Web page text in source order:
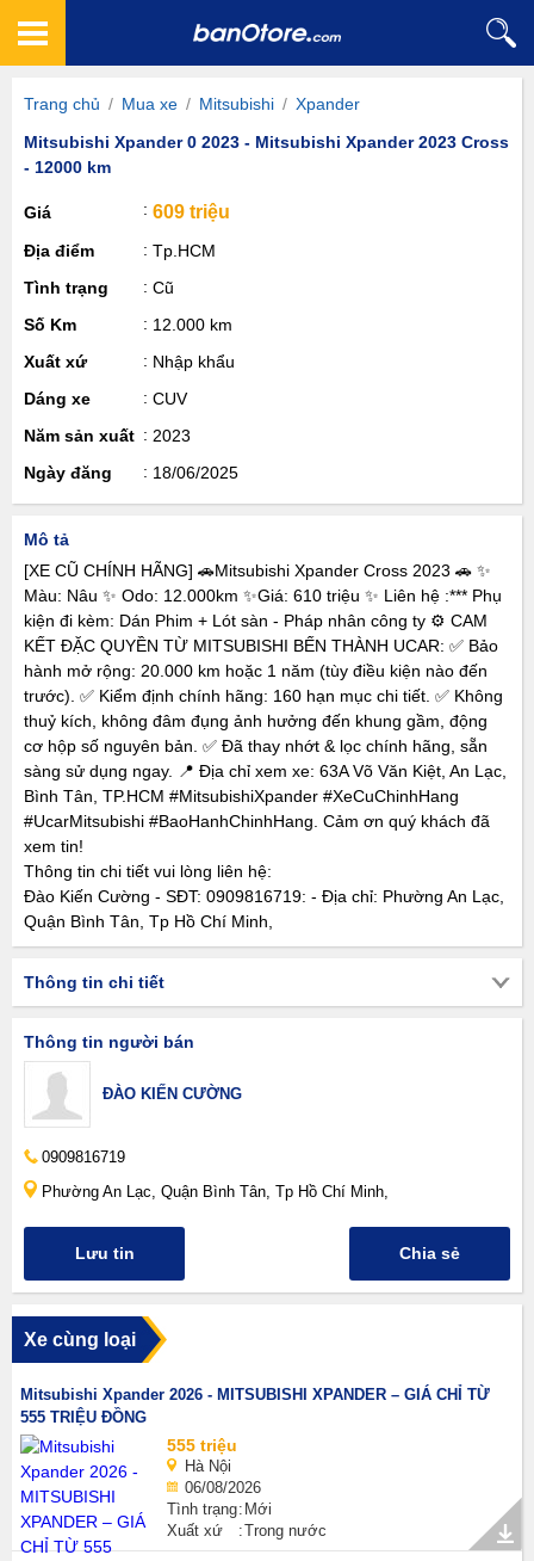
Trang chủ / Mua xe / Mitsubishi / Xpander
Mitsubishi Xpander 0 2023 - Mitsubishi Xpander 2023 Cross
- 12000 km
Giá 609 triệu
Địa điểm
Tp.HCM
Tình trạng
Cũ
Số Km
12.000 km
Xuất xứ
Nhập khẩu
Dáng xe
CUV
Năm sản xuất
2023
Ngày đăng
18/06/2025
Mô tả
[XE CŨ CHÍNH HÃNG] 🚗Mitsubishi Xpander Cross 2023 🚗 ✨
Màu: Nâu ✨ Odo: 12.000km ✨Giá: 610 triệu ✨ Liên hệ :*** Phụ
kiện đi kèm: Dán Phim + Lót sàn - Pháp nhân công ty ⚙️ CAM
KẾT ĐẶC QUYỀN TỪ MITSUBISHI BẾN THÀNH UCAR: ✅ Bảo
hành mở rộng: 20.000 km hoặc 1 năm (tùy điều kiện nào đến
trước). ✅ Kiểm định chính hãng: 160 hạn mục chi tiết. ✅ Không
thuỷ kích, không đâm đụng ảnh hưởng đến khung gầm, động
cơ hộp số nguyên bản. ✅ Đã thay nhớt & lọc chính hãng, sẵn
sàng sử dụng ngay. 📍 Địa chỉ xem xe: 63A Võ Văn Kiệt, An Lạc,
Bình Tân, TP.HCM #MitsubishiXpander #XeCuChinhHang
#UcarMitsubishi #BaoHanhChinhHang. Cảm ơn quý khách đã
xem tin!
Thông tin chi tiết vui lòng liên hệ:
Đào Kiến Cường - SĐT: 0909816719: - Địa chỉ: Phường An Lạc,
Quận Bình Tân, Tp Hồ Chí Minh,
Thông tin chi tiết
Thông tin người bán
ĐÀO KIẾN CƯỜNG
0909816719
Phường An Lạc, Quận Bình Tân, Tp Hồ Chí Minh,
Lưu tin Chia sẻ
Xe cùng loại
Mitsubishi Xpander 2026 - MITSUBISHI XPANDER – GIÁ CHỈ TỪ
555 TRIỆU ĐỒNG
555 triệu
Hà Nội
06/08/2026
Tình trạng Mới
Xuất xứ
Trong nước